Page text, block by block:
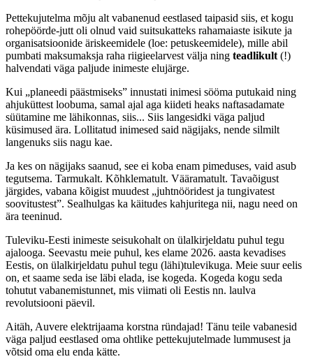
Pettekujutelma mõju alt vabanenud eestlased taipasid siis, et kogu
rohepöörde-jutt oli olnud vaid suitsukatteks rahamaiaste isikute ja
organisatsioonide äriskeemidele (loe: petuskeemidele), mille abil
pumbati maksumaksja raha riigieelarvest välja ning teadlikult (!)
halvendati väga paljude inimeste elujärge.
Kui „planeedi päästmiseks” innustati inimesi sööma putukaid ning
ahjuküttest loobuma, samal ajal aga kiideti heaks naftasadamate
süütamine me lähikonnas, siis... Siis langesidki väga paljud
küsimused ära. Lollitatud inimesed said nägijaks, nende silmilt
langenuks siis nagu kae.
Ja kes on nägijaks saanud, see ei koba enam pimeduses, vaid asub
tegutsema. Tarmukalt. Kõhklematult. Vääramatult. Tavaõigust
järgides, vabana kõigist muudest „juhtnööridest ja tungivatest
soovitustest”. Sealhulgas ka käitudes kahjuritega nii, nagu need on
ära teeninud.
Tuleviku-Eesti inimeste seisukohalt on ülalkirjeldatu puhul tegu
ajalooga. Seevastu meie puhul, kes elame 2026. aasta kevadises
Eestis, on ülalkirjeldatu puhul tegu (lähi)tulevikuga. Meie suur eelis
on, et saame seda ise läbi elada, ise kogeda. Kogeda kogu seda
tohutut vabanemistunnet, mis viimati oli Eestis nn. laulva
revolutsiooni päevil.
Aitäh, Auvere elektrijaama korstna ründajad! Tänu teile vabanesid
väga paljud eestlased oma ohtlike pettekujutelmade lummusest ja
võtsid oma elu enda kätte.